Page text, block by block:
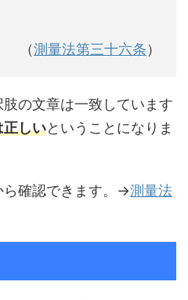
（測量法第三十六条）
の文章は一致しています
正しいということになりま
ら確認できます。→測量法